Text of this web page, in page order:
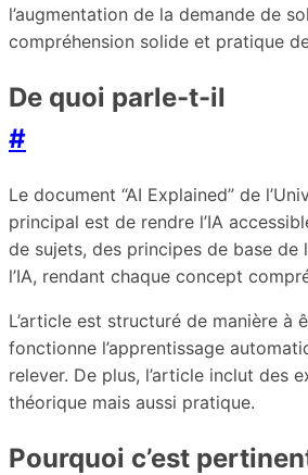
l’augmentation de la demande de
compréhension solide et pratique
De quoi parle-t-il
#
Le document “AI Explained” de
principal est de rendre l’IA
de sujets, des principes de base de
l’IA, rendant chaque concept
L’article est structuré de manière
fonctionne l’apprentissage
relever. De plus, l’article inclut des
théorique mais aussi pratique.
Pourquoi c’est